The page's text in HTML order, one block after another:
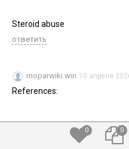
Steroid abuse
ответить
moparwiki.win 10 апреля
References:
0 0